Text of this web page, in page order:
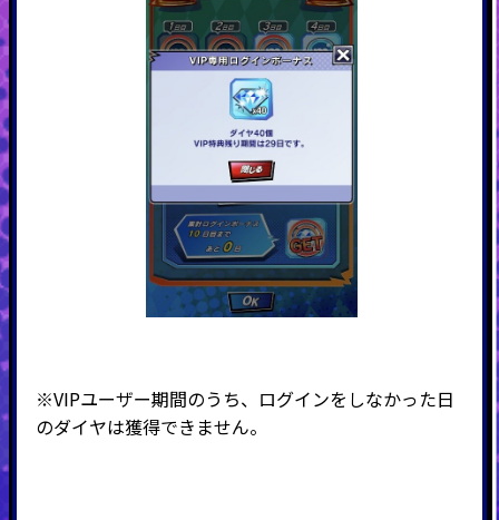
※VIPユーザー期間のうち、ログインをしなかった日
のダイヤは獲得できません。